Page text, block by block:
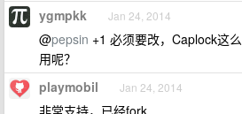
ygmpkk Jan 24, 2014
@pepsin +1 必须要改，Caplock这
用呢？
playmobil Jan 24, 2014
非常支持，已经fork